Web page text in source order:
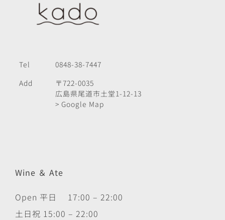
Tel
0848-38-7447
Add
〒722-0035
広島県尾道市土堂1-12-13
> Google Map
Wine ＆ Ate
Open 平日 17:00 – 22:00
土日祝 15:00 – 22:00